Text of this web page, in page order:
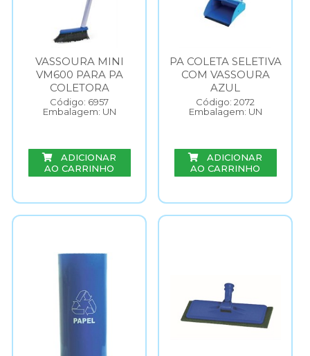
VASSOURA MINI
VM600 PARA PA
COLETORA
Código: 6957
Embalagem: UN
ADICIONAR
AO CARRINHO
PA COLETA SELETIVA
COM VASSOURA
AZUL
Código: 2072
Embalagem: UN
ADICIONAR
AO CARRINHO